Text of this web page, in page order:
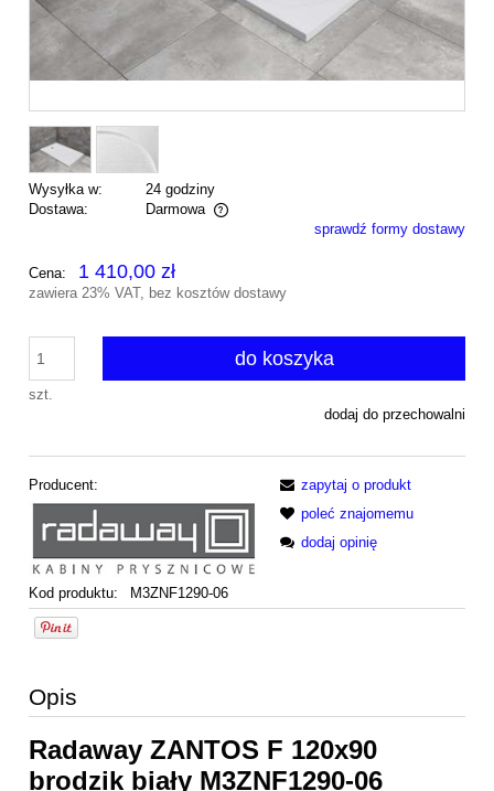
Wysyłka w:
24 godziny
Dostawa:
Darmowa
Cena nie zawiera ewentualnych kosztów płatnościsprawdź formy dostawy
Cena: 1 410,00 zł
zawiera 23% VAT, bez kosztów dostawy
szt.
do koszyka
dodaj do przechowalni
Producent:
Kod produktu: M3ZNF1290-06
zapytaj o produkt
poleć znajomemu
dodaj opinię
Opis
Radaway ZANTOS F 120x90
brodzik biały M3ZNF1290-06